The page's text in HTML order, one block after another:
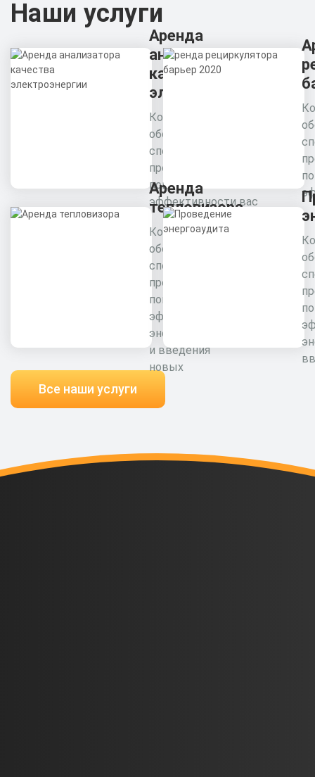
Наши услуги
Аренда
анализатора
качества
электроэнергии
Комплексное
обследование
специалистами
предприятия для
повышения
эффективности вас
Аренда
тепловизора
Комплексное
обследование
специалистами
предприятия для
повышения
эффективности
энергоресурсов
и введения
новых
Все наши услуги